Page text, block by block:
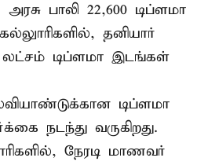
பாலி 22,600 டிப்ளமா
தனியார்
லட்சம் டிப்ளமா இடங்கள்
டிப்ளமா
நடந்து வருகிறது.
நேரடி மாணவர்